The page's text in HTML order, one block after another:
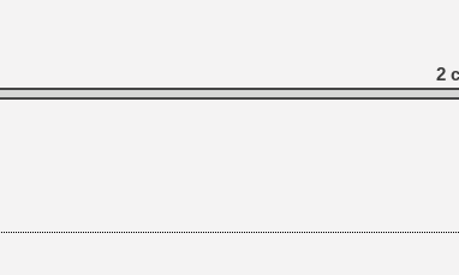
[Mo5] Deux inédits du
[GK] Le beat'em up The
[GK] Endless Legend 2 :
[LS] [PS5] Le WebKit
[GK] Oubliez Crazy Taxi,
2